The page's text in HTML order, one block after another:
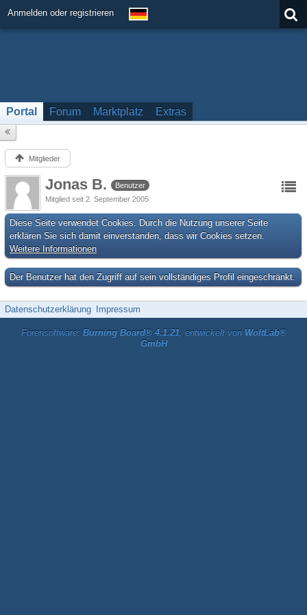
Anmelden oder registrieren
Portal Forum Marktplatz Extras
Mitglieder
Jonas B.
Benutzer
Mitglied seit 2. September 2005
Diese Seite verwendet Cookies. Durch die Nutzung unserer Seite
erklären Sie sich damit einverstanden, dass wir Cookies setzen.
Weitere Informationen
Der Benutzer hat den Zugriff auf sein vollständiges Profil eingeschränkt.
Datenschutzerklärung Impressum
Forensoftware: Burning Board® 4.1.21, entwickelt von WoltLab®
GmbH